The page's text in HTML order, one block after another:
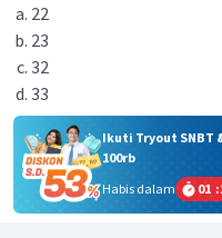
22
23
32
33
Ikuti Tryout SNBT
100rb
Habis dalam
01 :